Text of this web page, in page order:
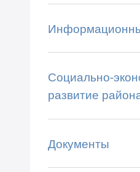
Социально-
развитие
Документы